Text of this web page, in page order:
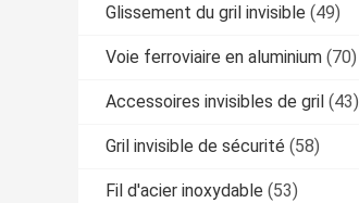
Glissement du gril invisible (49)
Voie ferroviaire en aluminium (70)
Accessoires invisibles de gril (43)
Gril invisible de sécurité (58)
Fil d'acier inoxydable (53)